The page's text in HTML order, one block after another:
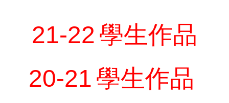
21-22 學生作品
20-21 學生作品